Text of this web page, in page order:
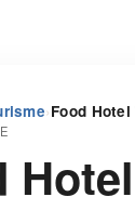
›Food